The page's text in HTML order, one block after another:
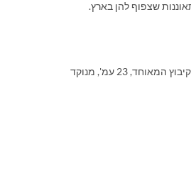
שצפוף להן בארץ.
23 עמ', מנוקד